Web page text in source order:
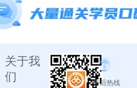
关于我
们
售后热线